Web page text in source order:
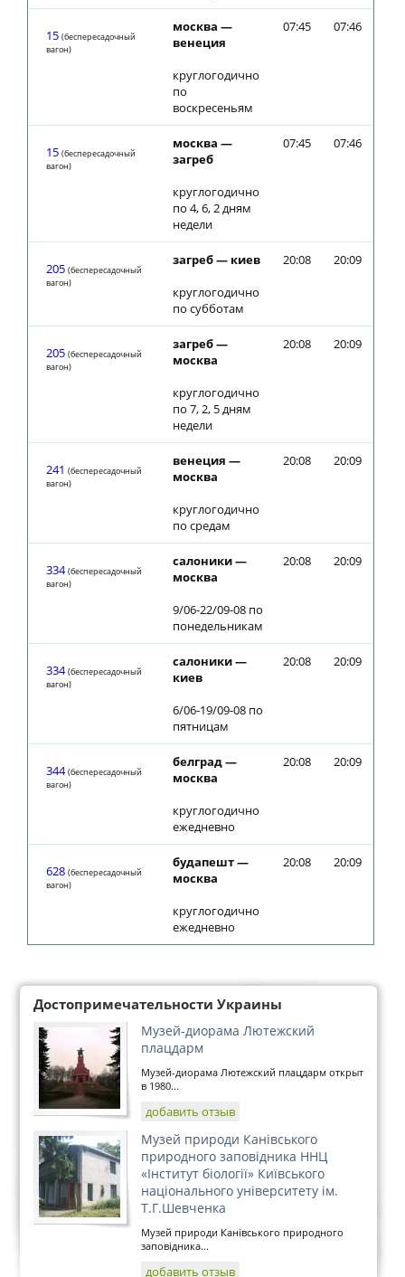
15 (беспересадочный
вагон)
москва —
венеция
круглогодично
по
воскресеньям
07:45 07:46
15 (беспересадочный
вагон)
москва —
загреб
круглогодично
по 4, 6, 2 дням
недели
07:45 07:46
205 (беспересадочный
вагон)
загреб — киев
круглогодично
по субботам
20:08 20:09
205 (беспересадочный
вагон)
загреб —
москва
круглогодично
по 7, 2, 5 дням
недели
20:08 20:09
241 (беспересадочный
вагон)
венеция —
москва
круглогодично
по средам
20:08 20:09
334 (беспересадочный
вагон)
салоники —
москва
9/06-22/09-08 по
понедельникам
20:08 20:09
334 (беспересадочный
вагон)
салоники —
киев
6/06-19/09-08 по
пятницам
20:08 20:09
344 (беспересадочный
вагон)
белград —
москва
круглогодично
ежедневно
20:08 20:09
628 (беспересадочный
вагон)
будапешт —
москва
круглогодично
ежедневно
20:08 20:09
Достопримечательности Украины
Музей-диорама Лютежский
плацдарм
Музей-диорама Лютежский плацдарм открыт
в 1980...
добавить отзыв
Музей природи Канівського
природного заповідника ННЦ
«Інститут біології» Київського
національного університету ім.
Т.Г.Шевченка
Музей природи Канівського природного
заповідника...
добавить отзыв